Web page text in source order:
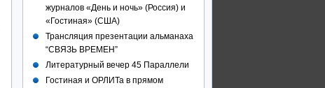
журналов «День и ночь» (Россия) и
«Гостиная» (США)
Трансляция презентации альманаха
“СВЯЗЬ ВРЕМЕН”
Литературный вечер 45 Параллели
Гостиная и ОРЛИТа в прямом